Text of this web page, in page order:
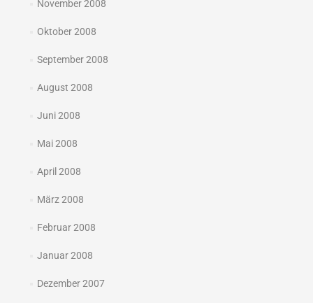
November 2008
Oktober 2008
September 2008
August 2008
Juni 2008
Mai 2008
April 2008
März 2008
Februar 2008
Januar 2008
Dezember 2007